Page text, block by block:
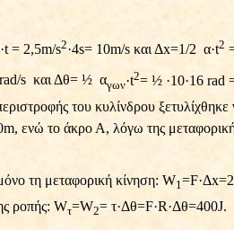
·t = 2,5m/s2·4s= 10m/s και Δx=1/2 α·t2
s καιΔθ= ½ αγων·t2= ½ ·10·16 rad
του κυλίνδρου
m, ενώ το άκρο Α, λόγω της
τη μεταφορική κίνηση: W1=F·
ροπής: Wτ=W2= τ·Δθ=F·R·Δθ=400J.